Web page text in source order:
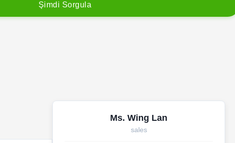
Şimd i Sorgu a
Ms. Wing Lan
sales